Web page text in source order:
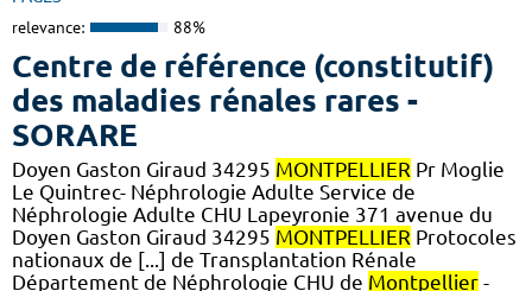
relevance: 88%
Centre de référence (constitutif)
des maladies rénales rares -
SORARE
Doyen Gaston Giraud 34295 MONTPELLIER Pr Moglie
Le Quintrec- Néphrologie Adulte Service de
Néphrologie Adulte CHU Lapeyronie 371 avenue du
Doyen Gaston Giraud 34295 MONTPELLIER Protocoles
nationaux de [...] de Transplantation Rénale
Département de Néphrologie CHU de Montpellier -